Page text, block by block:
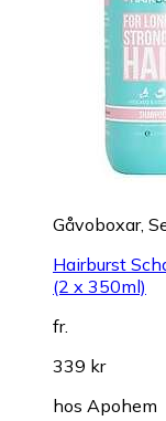
Gåvoboxar,
Hairburst
(2 x 350ml)
fr.
339 kr
hos Apohem